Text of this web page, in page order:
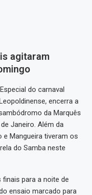
agitaram
do carnaval
encerra a
da Marquês
Janeiro. Além da
e Mangueira tiveram os
do Samba neste
para a noite de
ensaio marcado para